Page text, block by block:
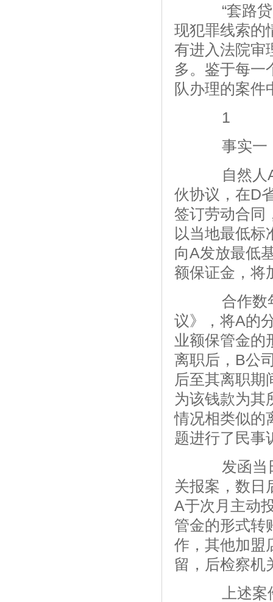
“套路贷”
现犯罪线索的
有进入法院审
多。鉴于每一
队办理的案件
1
事实一：
自然人A
伙协议，在D
签订劳动合同
以当地最低标
向A发放最低
额保证金，将
合作数年
议》，将A的
业额保管金的
离职后，B公
后至其离职期
为该钱款为其
情况相类似的
题进行了民事
发函当日
关报案，数日
A于次月主动
管金的形式转
作，其他加盟
留，后检察机
上述案件